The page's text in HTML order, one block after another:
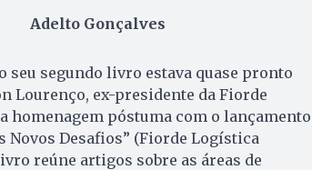
Adelto Gonçalves
seu segundo livro estava quase pronto
Lourenço, ex-presidente da Fiorde
homenagem póstuma com o lançamento
Novos Desafios” (Fiorde Logística
reúne artigos sobre as áreas de